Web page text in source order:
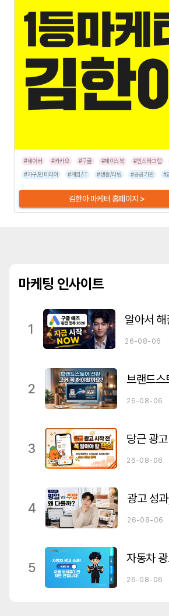
#네이버 #카카오 #구글 #페이스북 #인스타그램
#가구/인테리어
#게임/IT #생활/리빙 #공공기관 #
김한아 마케터 홈페이지 >
마케팅 인사이트
1
26-08-06
2
브랜드스
26-08-06
3
당근 광
26-08-06
4
광고 성
26-08-06
5
자동차
26-08-06